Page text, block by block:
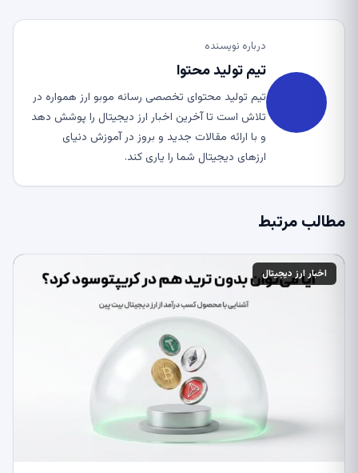
درباره نویسنده
تیم تولید محتوا
تیم تولید محتوای تخصصی رسانه موبو ارز همواره در
تلاش است تا آخرین اخبار ارز دیجیتال را پوشش دهد
و با ارائه مقالات جدید و بروز در آموزش دنیای
ارزهای دیجیتال شما را یاری کند.
مطالب مرتبط
اخبار ارز دیجیتال